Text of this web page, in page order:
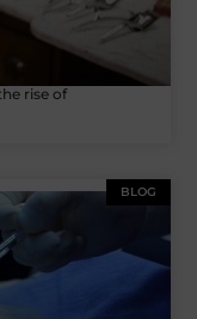
rise of
BLOG